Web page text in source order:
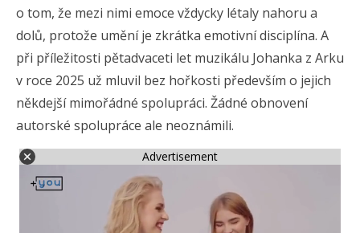
o tom, že mezi nimi emoce vždycky létaly nahoru a
dolů, protože umění je zkrátka emotivní disciplína. A
při příležitosti pětadvaceti let muzikálu Johanka z Arku
v roce 2025 už mluvil bez hořkosti především o jejich
někdejší mimořádné spolupráci. Žádné obnovení
autorské spolupráce ale neoznámili.
Advertisement